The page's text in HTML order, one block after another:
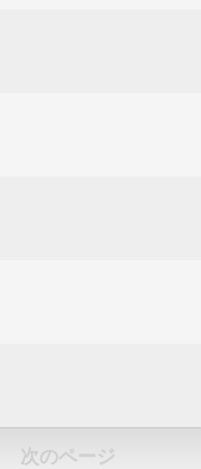
次のページ